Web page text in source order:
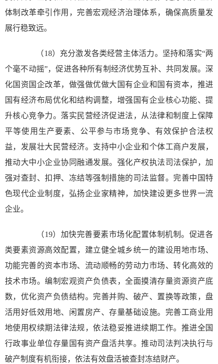
体制改革牵引作用，完善宏观经济治理体系，确保高质量发
展行稳致远。
（18）充分激发各类经营主体活力。坚持和落实“两
个毫不动摇”，促进各种所有制经济优势互补、共同发展。深
化国资国企改革，做强做优做大国有企业和国有资本，推进
国有经济布局优化和结构调整，增强国有企业核心功能、提
升核心竞争力。落实民营经济促进法，从法律和制度上保障
平等使用生产要素、公平参与市场竞争、有效保护合法权
益，发展壮大民营经济。支持中小企业和个体工商户发展，
推动大中小企业协同融通发展。强化产权执法司法保护，加
强对查封、扣押、冻结等强制措施的司法监督。完善中国特
色现代企业制度，弘扬企业家精神，加快建设更多世界一流
企业。
（19）加快完善要素市场化配置体制机制。促进各
类要素资源高效配置，建立健全城乡统一的建设用地市场、
功能完善的资本市场、流动顺畅的劳动力市场、转化高效的
技术市场。编制宏观资产负债表，全面摸清存量资源资产底
数，优化资产负债结构。完善并购、破产、置换等政策，盘
活用好低效用地、闲置房产、存量基础设施。完善工商业用
地使用权续期法律法规，依法稳妥推进续期工作。推进全国
行政事业单位存量国有资产盘活共享。推动司法判决执行与
破产制度有机衔接，依法有效盘活被查封冻结财产。